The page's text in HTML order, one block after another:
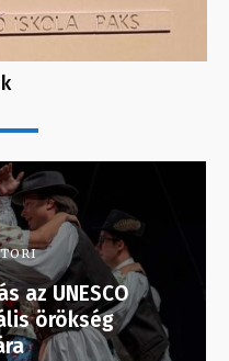
az UNESCO
örökség